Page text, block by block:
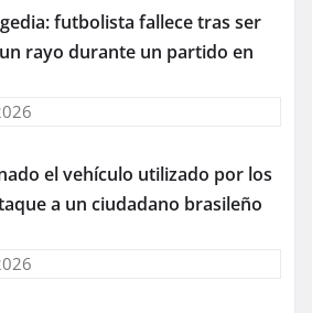
futbolista fallece tras ser
rayo durante un partido en
el vehículo utilizado por los
a un ciudadano brasileño